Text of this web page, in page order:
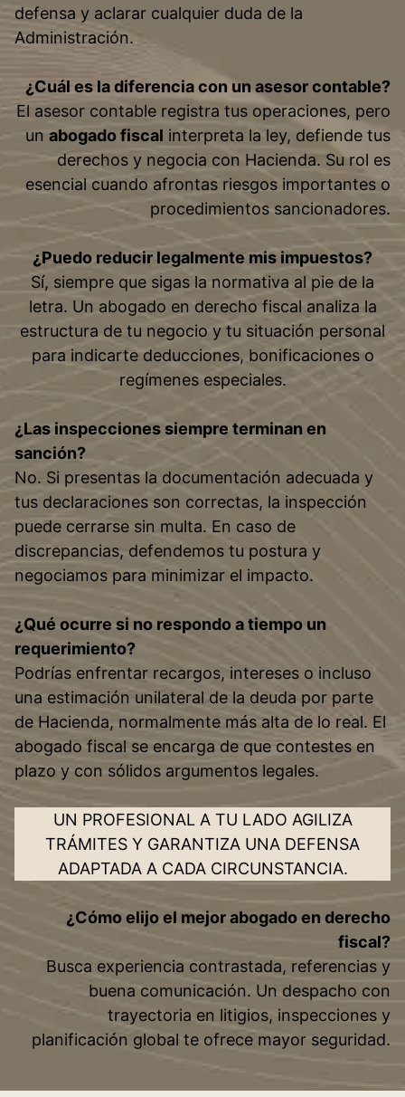
defensa y aclarar cualquier duda de la
Administración.
¿Cuál es la diferencia con un asesor contable?
El asesor contable registra tus operaciones, pero
un abogado fiscal interpreta la ley, defiende tus
derechos y negocia con Hacienda. Su rol es
esencial cuando afrontas riesgos importantes o
procedimientos sancionadores.
¿Puedo reducir legalmente mis impuestos?
Sí, siempre que sigas la normativa al pie de la
letra. Un abogado en derecho fiscal analiza la
estructura de tu negocio y tu situación personal
para indicarte deducciones, bonificaciones o
regímenes especiales.
¿Las inspecciones siempre terminan en
sanción?
No. Si presentas la documentación adecuada y
tus declaraciones son correctas, la inspección
puede cerrarse sin multa. En caso de
discrepancias, defendemos tu postura y
negociamos para minimizar el impacto.
¿Qué ocurre si no respondo a tiempo un
requerimiento?
Podrías enfrentar recargos, intereses o incluso
una estimación unilateral de la deuda por parte
de Hacienda, normalmente más alta de lo real. El
abogado fiscal se encarga de que contestes en
plazo y con sólidos argumentos legales.
UN PROFESIONAL A TU LADO AGILIZA
TRÁMITES Y GARANTIZA UNA DEFENSA
ADAPTADA A CADA CIRCUNSTANCIA.
¿Cómo elijo el mejor abogado en derecho
fiscal?
Busca experiencia contrastada, referencias y
buena comunicación. Un despacho con
trayectoria en litigios, inspecciones y
planificación global te ofrece mayor seguridad.